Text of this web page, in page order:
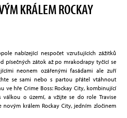
KRÁLEM ROCKAY
nabízející nespočet vzrušujících zážitků
písečných zátok až po mrakodrapy tyčící se
neonem ozářenými fasádami ale zuří
se sami nebo s partou přátel vtáhnout
ve hře Crime Boss: Rockay City, kombinující
o území, a vžijte se do role Travise
novým králem Rockay City, jedním zločinem